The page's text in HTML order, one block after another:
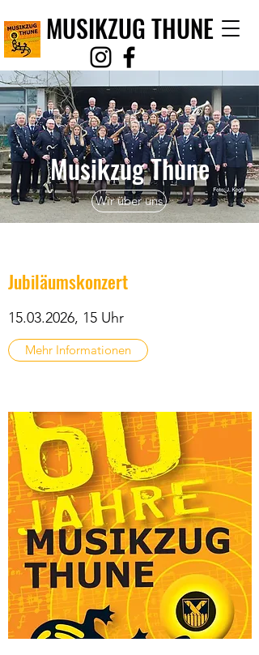
MUSIKZUG THUNE
Musikzug Thune
Wir über uns
Jubiläumskonzert
15.03.2026, 15 Uhr
Mehr Informationen